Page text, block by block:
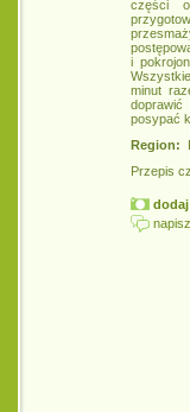
części
i
minut
posypać
Region:
Przepis